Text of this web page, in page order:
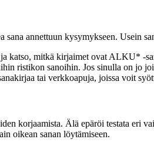
sana annettuun kysymykseen.
katso, mitkä kirjaimet ovat ALKU* -
ristikon sanoihin. Jos sinulla on jo
tai verkkoapuja, joissa voit
korjaamista. Älä epäröi testata eri
oikean sanan löytämiseen.